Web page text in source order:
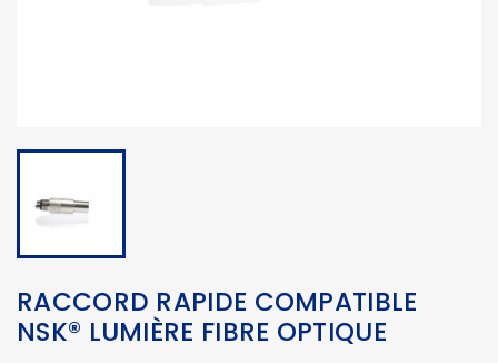
RACCORD RAPIDE COMPATIBLE
NSK® LUMIÈRE FIBRE OPTIQUE